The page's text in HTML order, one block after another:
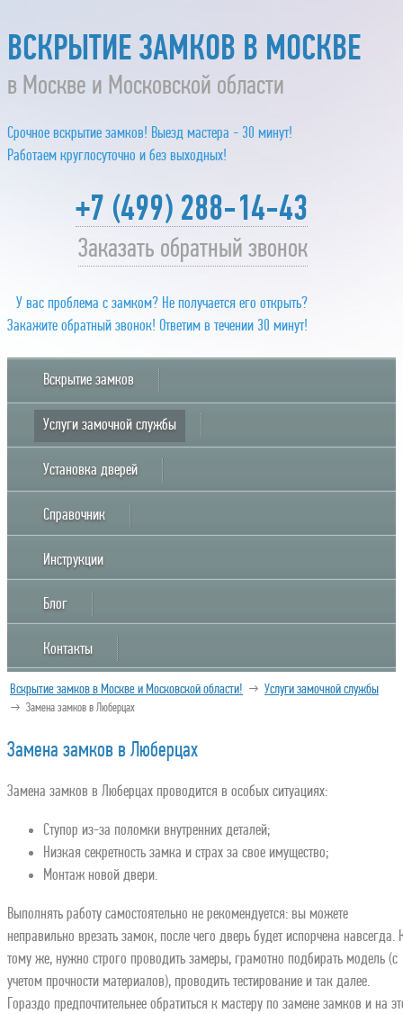
ВСКРЫТИЕ ЗАМКОВ В МОСКВЕ
в Москве и Московской области
Срочное вскрытие замков! Выезд мастера - 30 минут!
Работаем круглосуточно и без выходных!
+7 (499) 288-14-43
Заказать обратный звонок
У вас проблема с замком? Не получается его открыть?
Закажите обратный звонок! Ответим в течении 30 минут!
Вскрытие замков
Услуги замочной службы
Установка дверей
Справочник
Инструкции
Блог
Контакты
Вскрытие замков в Москве и Московской области! → Услуги замочной службы
→ Замена замков в Люберцах
Замена замков в Люберцах
Замена замков в Люберцах проводится в особых ситуациях:
Ступор из-за поломки внутренних деталей;
Низкая секретность замка и страх за свое имущество;
Монтаж новой двери.
Выполнять работу самостоятельно не рекомендуется: вы можете
неправильно врезать замок, после чего дверь будет испорчена навсегда.
тому же, нужно строго проводить замеры, грамотно подбирать модель (с
учетом прочности материалов), проводить тестирование и так далее.
Гораздо предпочтительнее обратиться к мастеру по замене замков и на